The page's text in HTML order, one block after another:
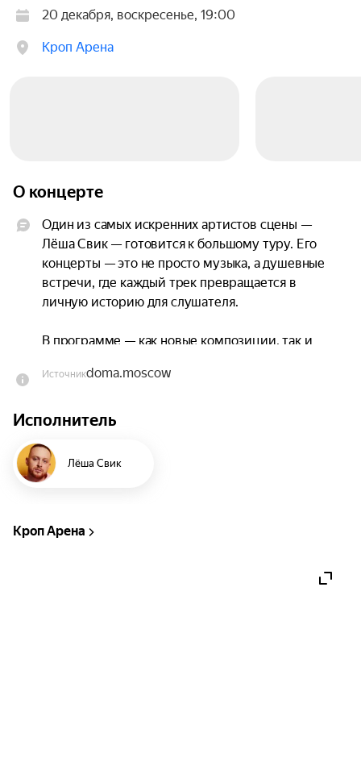
20 декабря, воскресенье, 19:00
Кроп Арена
О концерте
Один из самых искренних артистов сцены —
Лёша Свик — готовится к большому туру. Его
концерты — это не просто музыка, а душевные
встречи, где каждый трек превращается в
личную историю для слушателя.
В программе — как новые композиции, так и
«Малиновый свет», «Плакала», «Не вспоминай» и
миллионов просмотров и лайков, а его
концерты всегда становятся живым диалогом с
создают неповторимую атмосферу.
Источникdoma.moscow
Исполнитель
Лёша Свик
Кроп Арена